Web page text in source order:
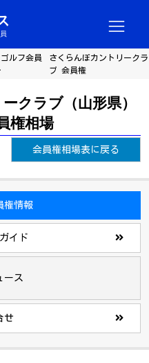
ルフ会員
さくらんぼカントリークラ
ブ 会員権
クラブ（山形県）
権相場
会員権相場表に戻る
権情報
イド
ース
せ